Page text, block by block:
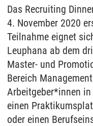
Das Recruiting
4. November 2020
Teilnahme eignet
Leuphana ab dem
Master- und
Bereich
Arbeitgeber*innen
einen
oder einen